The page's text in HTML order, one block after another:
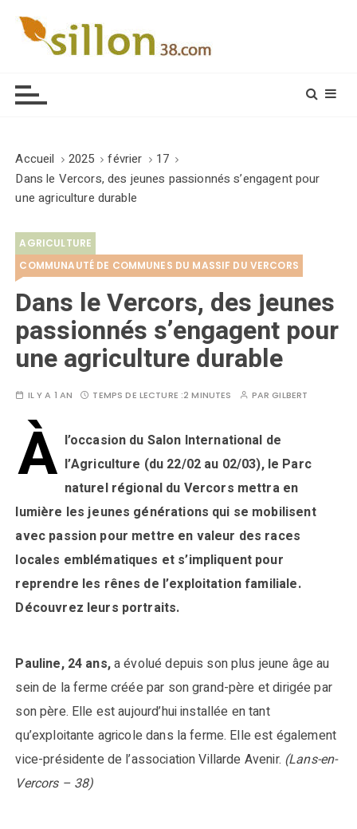
Accueil 2025 février
17
Dans le Vercors, des jeunes passionnés s’engagent pour
une agriculture durable
AGRICULTURE
COMMUNAUTÉ DE COMMUNES DU MASSIF DU VERCORS
Dans le Vercors, des jeunes
passionnés s’engagent pour
une agriculture durable
IL Y A 1 AN TEMPS DE LECTURE :2 MINUTES PARGILBERT
À l’occasion du Salon International de
l’Agriculture (du 22/02 au 02/03), le Parc
naturel régional du Vercors mettraen
lumière les jeunes générations qui se mobilisent
avec passion pour mettre en valeur des races
locales emblématiques et s’impliquent pour
reprendre les rênes de l’exploitation familiale.
Découvrez leurs portraits.
Pauline, 24 ans,a évolué depuis son plus jeune âge au
sein de la ferme créée par son grand-père et dirigée par
son père. Elle est aujourd’hui installée en tant
qu’exploitante agricole dans la ferme. Elle est également
vice-présidente de l’association Villarde Avenir. (Lans-en-
Vercors – 38)